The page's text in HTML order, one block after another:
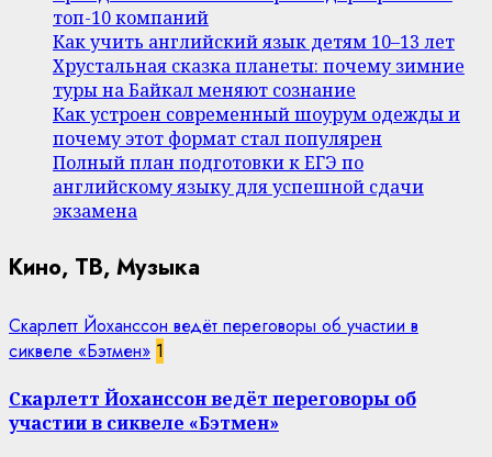
топ-10 компаний
Как учить английский язык детям 10–13 лет
Хрустальная сказка планеты: почему зимние
туры на Байкал меняют сознание
Как устроен современный шоурум одежды и
почему этот формат стал популярен
Полный план подготовки к ЕГЭ по
английскому языку для успешной сдачи
экзамена
Кино, ТВ, Музыка
Скарлетт Йоханссон ведёт переговоры об участии в
сиквеле «Бэтмен» 1
Скарлетт Йоханссон ведёт переговоры об
участии в сиквеле «Бэтмен»